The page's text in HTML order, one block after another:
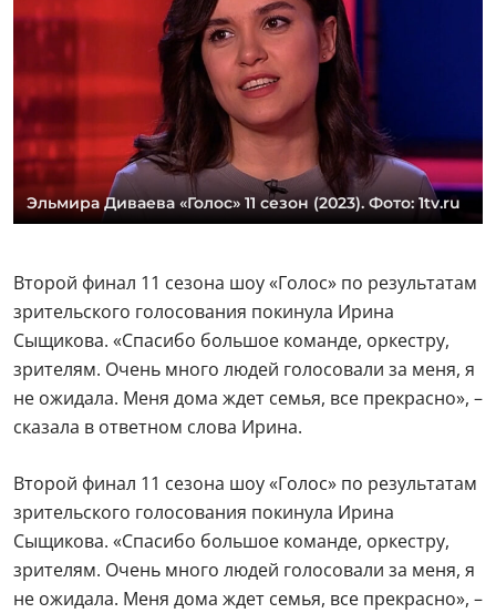
Эльмира Диваева «Голос» 11 сезон (2023). Фото: 1tv.ru
Второй финал 11 сезона шоу «Голос» по результатам
зрительского голосования покинула Ирина
Сыщикова. «Спасибо большое команде, оркестру,
зрителям. Очень много людей голосовали за меня, я
не ожидала. Меня дома ждет семья, все прекрасно», –
сказала в ответном слова Ирина.
Второй финал 11 сезона шоу «Голос» по результатам
зрительского голосования покинула Ирина
Сыщикова. «Спасибо большое команде, оркестру,
зрителям. Очень много людей голосовали за меня, я
не ожидала. Меня дома ждет семья, все прекрасно», –